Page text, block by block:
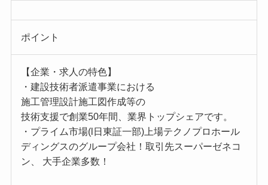
ポイント
【企業・求人の特色】
・建設技術者派遣事業における
施工管理設計施工図作成等の
技術支援で創業50年間、業界トップシェアです。
・プライム市場(l日東証一部)上場テクノプロホール
ディングスのグループ会社！取引先スーパーゼネコ
ン、 大手企業多数！